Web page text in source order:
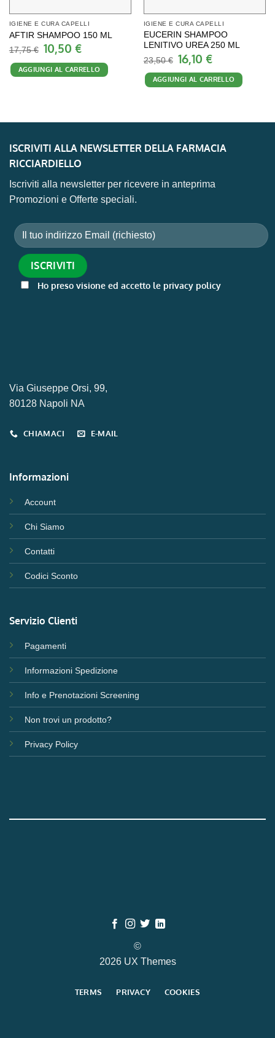
IGIENE E CURA CAPELLI
AFTIR SHAMPOO 150 ML
17,75€ Il
prezzo
originale
era:
17,75 €.
10,50 €Il
prezzo
attuale
è:
10,50 €.
AGGIUNGI AL CARRELLO
IGIENE E CURA CAPELLI
EUCERIN SHAMPOO
LENITIVO UREA 250 ML
23,50€ Il
prezzo
originale
era:
23,50 €.
16,10 €Il
prezzo
attuale
è:
16,10 €.
AGGIUNGI AL CARRELLO
ISCRIVITI ALLA NEWSLETTER DELLA FARMACIA
RICCIARDIELLO
Iscriviti alla newsletter per ricevere in anteprima
Promozioni e Offerte speciali.
Ho preso visione ed accetto le privacy policy
Via Giuseppe Orsi, 99,
80128 Napoli NA
CHIAMACI E-MAIL
Informazioni
Account
Chi Siamo
Contatti
Codici Sconto
Servizio Clienti
Pagamenti
Informazioni Spedizione
Info e Prenotazioni Screening
Non trovi un prodotto?
Privacy Policy
©
2026 UX Themes
TERMS PRIVACY COOKIES